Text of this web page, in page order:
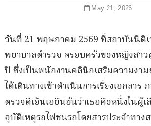
May 21, 2026
วันที่ 21 พฤษภาคม 2569 ที่สถาบันนิติเ
พยาบาลตำรวจ ครอบครัวของหญิงสาว
ปี ซึ่งเป็นพนักงานคลินิกเสริมความงา
ได้เดินทางเข้าดำเนินการเรื่องเอกสาร
ตรวจดีเอ็นเอยืนยันว่าเธอคือหนึ่งในผู้เ
อุบัติเหตุรถไฟชนรถโดยสารประจำทาง